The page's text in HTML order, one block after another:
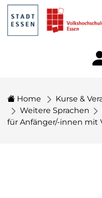
Home Kurse &
Weitere Sprachen
für Anfänger/-innen mit